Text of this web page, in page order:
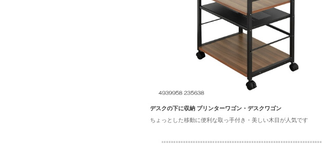
デスクの下に収納 プリンターワゴン・デスクワゴン
ちょっとした移動に便利な取っ手付き・美しい木目が人気です